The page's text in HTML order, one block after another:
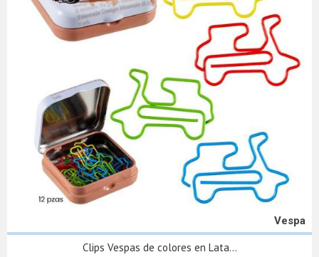
Vespa
Clips Vespas de colores en Lata...